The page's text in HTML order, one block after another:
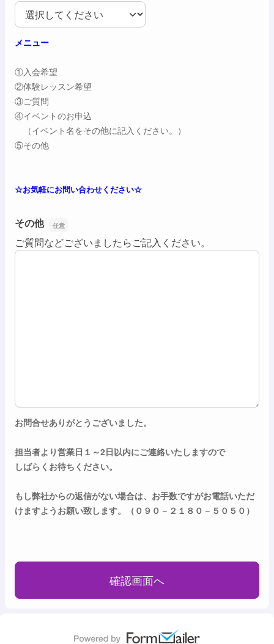
ご質問、資料請求など
メニュー
①入会希望
②体験レッスン希望
③ご質問
④イベントのお申込
（イベント名をその他に記入ください。）
⑤その他
☆お気軽にお問い合わせください☆
その他
ご質問などございましたらご記入ください。
お問合せありがとうございました。
担当者より営業日１～2日以内にご連絡いたしますので
しばらくお待ちください。
もし弊社からの返信がない場合は、お手数ですがお電話いただ
けますようお願い致します。（０９０－２１８０－５０５０）